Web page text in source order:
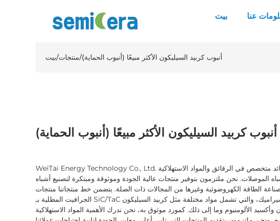
بيت عنا
بيت/منتجات/أنبوب كربيد السيليكون الأكثر مبيعًا (أنبوب الحماية)
أنبوب كربيد السيليكون الأكثر مبيعًا (أنبوب الحماية)
WeiTai Energy Technology Co., Ltd. هي مورد رائد متخصص في الرقائق والمواد الاستهلاكية
الموصلات. نحن ملتزمون بتوفير منتجات عالية الجودة وموثوقة ومبتكرة لتصنيع أشباه
الطاقة الكهروضوئية وغيرها من المجالات ذات الصلة. يتضمن خط منتجاتنا منتجات
الجرافيت المطلية بـ SiC/TaC ومنتجات السيراميك، والتي تشمل مواد مختلفة مثل كربيد السيليكون
وأكسيد الألومنيوم وما إلى ذلك. كمورد موثوق به، نحن ندرك الأهمية المواد الاستهلاكية